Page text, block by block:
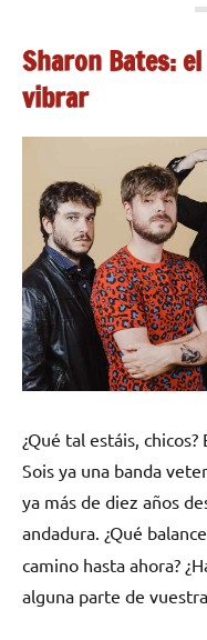
Sharon Bates:
vibrar
¿Qué tal estáis,
Sois ya una banda
ya más de diez años
andadura. ¿Qué
camino hasta ahora?
alguna parte de